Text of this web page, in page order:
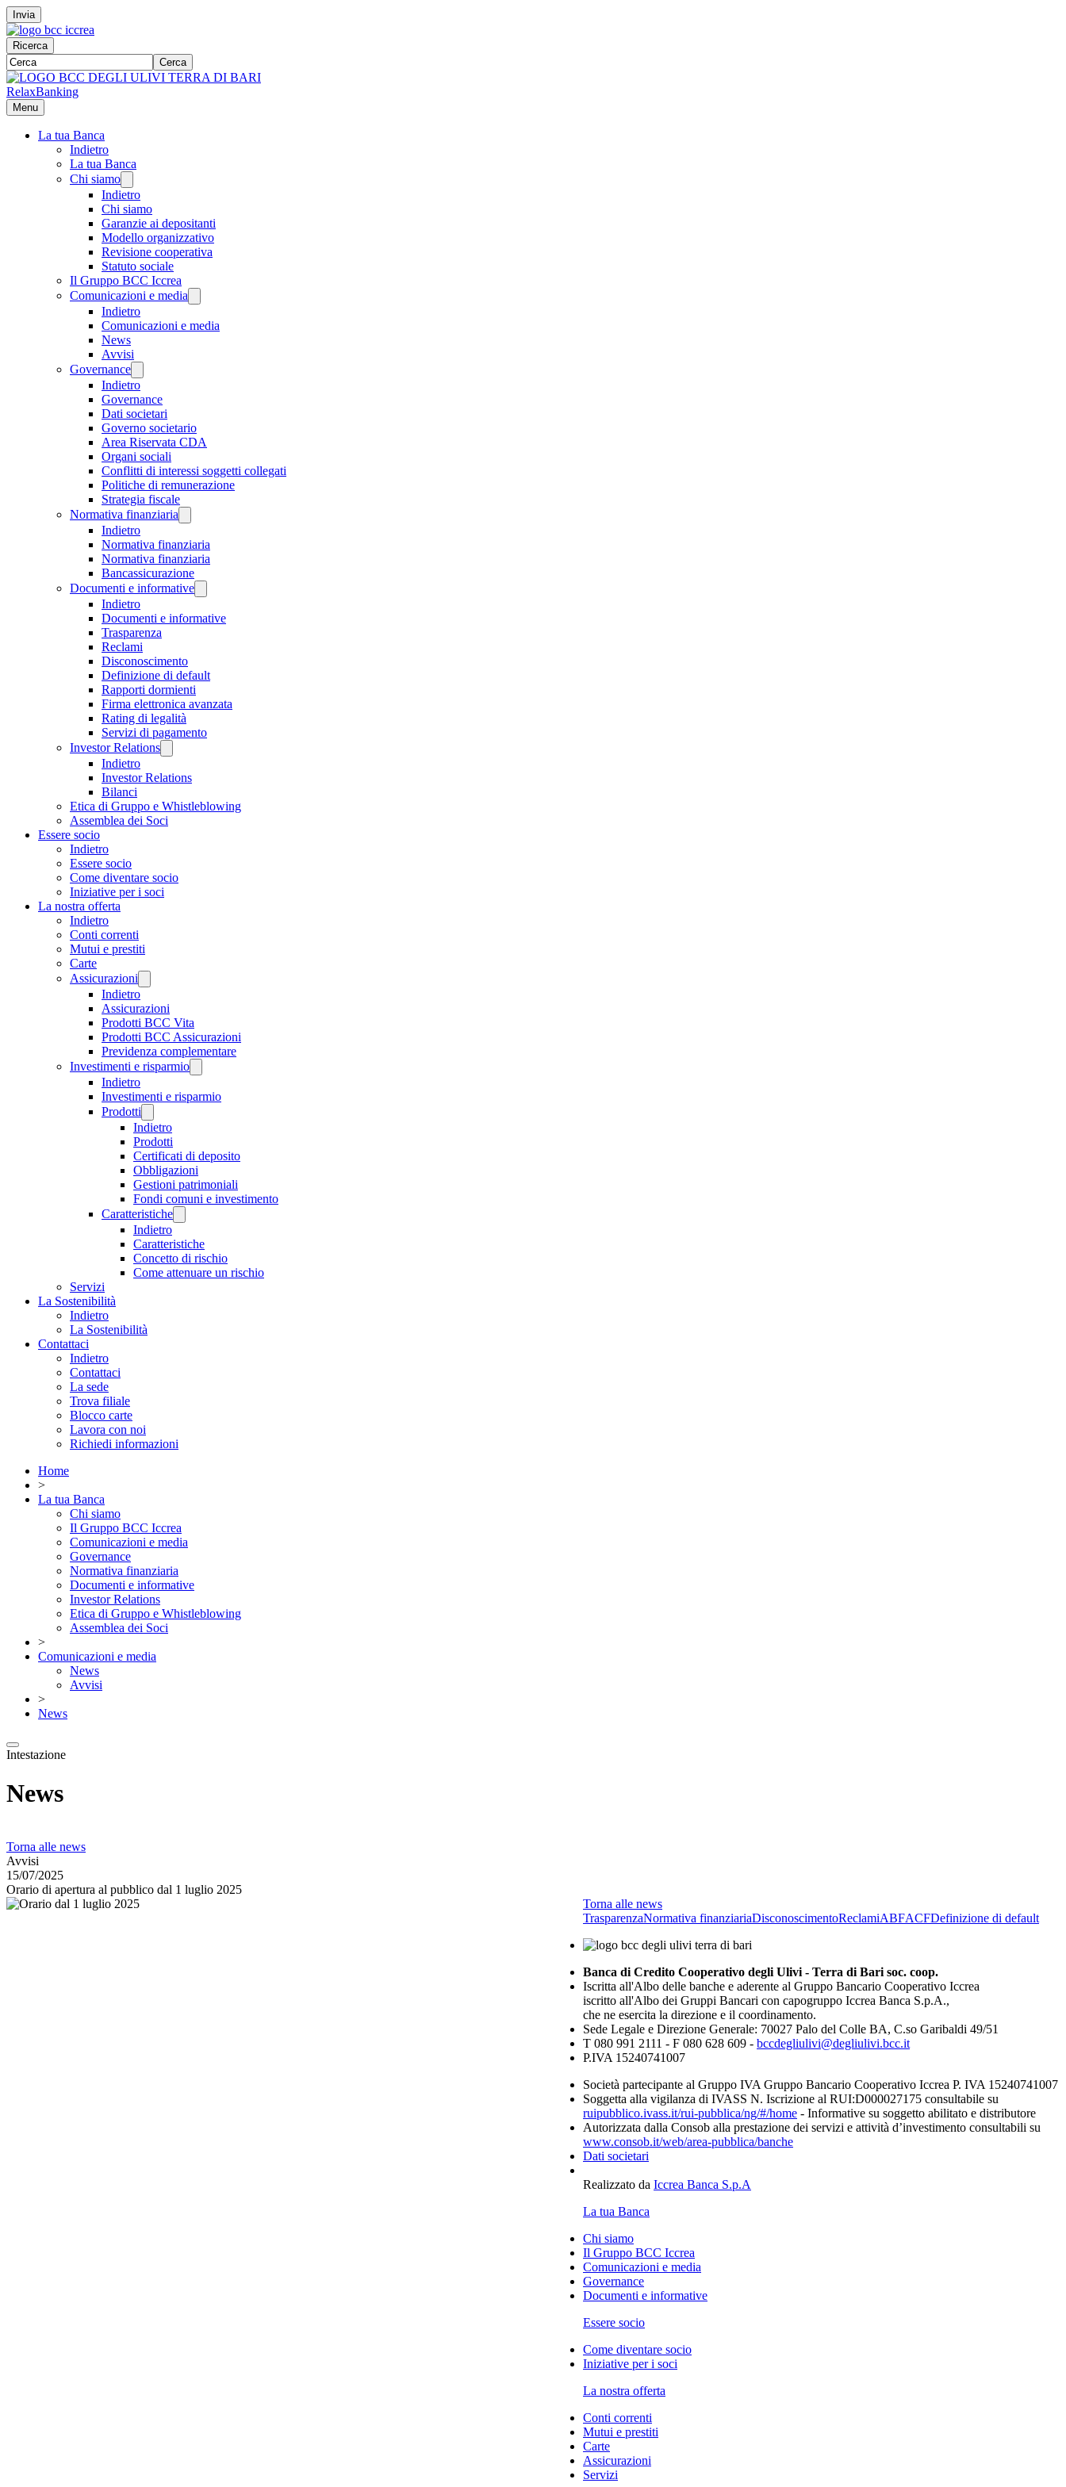
Invia
Ricerca
Cerca
RelaxBanking
Menu
La tua Banca
Indietro
La tua Banca
Chi siamo
Indietro
Chi siamo
Garanzie ai depositanti
Modello organizzativo
Revisione cooperativa
Statuto sociale
Il Gruppo BCC Iccrea
Comunicazioni e media
Indietro
Comunicazioni e media
News
Avvisi
Governance
Indietro
Governance
Dati societari
Governo societario
Area Riservata CDA
Organi sociali
Conflitti di interessi soggetti collegati
Politiche di remunerazione
Strategia fiscale
Normativa finanziaria
Indietro
Normativa finanziaria
Normativa finanziaria
Bancassicurazione
Documenti e informative
Indietro
Documenti e informative
Trasparenza
Reclami
Disconoscimento
Definizione di default
Rapporti dormienti
Firma elettronica avanzata
Rating di legalità
Servizi di pagamento
Investor Relations
Indietro
Investor Relations
Bilanci
Etica di Gruppo e Whistleblowing
Assemblea dei Soci
Essere socio
Indietro
Essere socio
Come diventare socio
Iniziative per i soci
La nostra offerta
Indietro
Conti correnti
Mutui e prestiti
Carte
Assicurazioni
Indietro
Assicurazioni
Prodotti BCC Vita
Prodotti BCC Assicurazioni
Previdenza complementare
Investimenti e risparmio
Indietro
Investimenti e risparmio
Prodotti
Indietro
Prodotti
Certificati di deposito
Obbligazioni
Gestioni patrimoniali
Fondi comuni e investimento
Caratteristiche
Indietro
Caratteristiche
Concetto di rischio
Come attenuare un rischio
Servizi
La Sostenibilità
Indietro
La Sostenibilità
Contattaci
Indietro
Contattaci
La sede
Trova filiale
Blocco carte
Lavora con noi
Richiedi informazioni
Home
>
La tua Banca
Chi siamo
Il Gruppo BCC Iccrea
Comunicazioni e media
Governance
Normativa finanziaria
Documenti e informative
Investor Relations
Etica di Gruppo e Whistleblowing
Assemblea dei Soci
>
Comunicazioni e media
News
Avvisi
>
News
Intestazione
News
Torna alle news
Avvisi
15/07/2025
Orario di apertura al pubblico dal 1 luglio 2025
Torna alle news
TrasparenzaNormativa finanziariaDisconoscimentoReclamiABFACFDefinizione di default
Banca di Credito Cooperativo degli Ulivi - Terra di Bari soc. coop.
Iscritta all'Albo delle banche e aderente al Gruppo Bancario Cooperativo Iccrea
iscritto all'Albo dei Gruppi Bancari con capogruppo Iccrea Banca S.p.A.,
che ne esercita la direzione e il coordinamento.
Sede Legale e Direzione Generale: 70027 Palo del Colle BA, C.so Garibaldi 49/51
T 080 991 2111 - F 080 628 609 - bccdegliulivi@degliulivi.bcc.it
P.IVA 15240741007
Società partecipante al Gruppo IVA Gruppo Bancario Cooperativo Iccrea P. IVA 15240741007
Soggetta alla vigilanza di IVASS N. Iscrizione al RUI:D000027175 consultabile su
ruipubblico.ivass.it/rui-pubblica/ng/#/home - Informative su soggetto abilitato e distributore
Autorizzata dalla Consob alla prestazione dei servizi e attività d’investimento consultabili su
www.consob.it/web/area-pubblica/banche
Dati societari
Realizzato da Iccrea Banca S.p.A
La tua Banca
Chi siamo
Il Gruppo BCC Iccrea
Comunicazioni e media
Governance
Documenti e informative
Essere socio
Come diventare socio
Iniziative per i soci
La nostra offerta
Conti correnti
Mutui e prestiti
Carte
Assicurazioni
Servizi